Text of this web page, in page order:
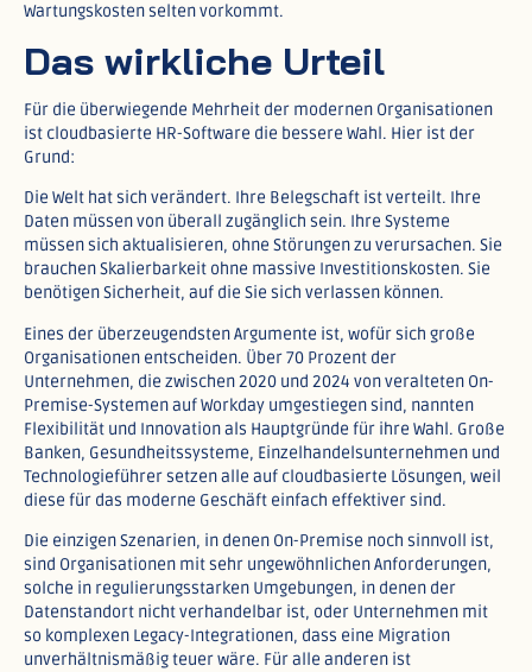
Wartungskosten selten vorkommt.​
Das wirkliche Urteil
Für die überwiegende Mehrheit der modernen Organisationen
ist cloudbasierte HR-Software die bessere Wahl. Hier ist der
Grund:
Die Welt hat sich verändert. Ihre Belegschaft ist verteilt. Ihre
Daten müssen von überall zugänglich sein. Ihre Systeme
müssen sich aktualisieren, ohne Störungen zu verursachen. Sie
brauchen Skalierbarkeit ohne massive Investitionskosten. Sie
benötigen Sicherheit, auf die Sie sich verlassen können.​
Eines der überzeugendsten Argumente ist, wofür sich große
Organisationen entscheiden. Über 70 Prozent der
Unternehmen, die zwischen 2020 und 2024 von veralteten On-
Premise-Systemen auf Workday umgestiegen sind, nannten
Flexibilität und Innovation als Hauptgründe für ihre Wahl. Große
Banken, Gesundheitssysteme, Einzelhandelsunternehmen und
Technologieführer setzen alle auf cloudbasierte Lösungen, weil
diese für das moderne Geschäft einfach effektiver sind.​
Die einzigen Szenarien, in denen On-Premise noch sinnvoll ist,
sind Organisationen mit sehr ungewöhnlichen Anforderungen,
solche in regulierungsstarken Umgebungen, in denen der
Datenstandort nicht verhandelbar ist, oder Unternehmen mit
so komplexen Legacy-Integrationen, dass eine Migration
unverhältnismäßig teuer wäre. Für alle anderen ist